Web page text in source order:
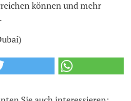
können und mehr